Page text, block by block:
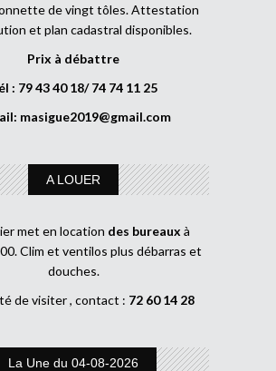
de vingt tôles. Attestation
et plan cadastral disponibles.
Prix à débattre
: 79 43 40 18/ 74 74 11 25
masigue2019@gmail.com
A LOUER
met en location des bureaux à
Clim et ventilos plus débarras et
douches.
de visiter , contact : 72 60 14 28
La Une du 04-08-2026